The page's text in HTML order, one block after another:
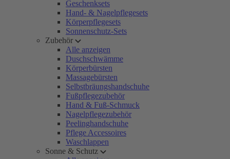
Geschenksets
Hand- & Nagelpflegesets
Körperpflegesets
Sonnenschutz-Sets
Zubehör
Alle anzeigen
Duschschwämme
Körperbürsten
Massagebürsten
Selbstbräungshandschuhe
Fußpflegezubehör
Hand & Fuß-Schmuck
Nagelpflegezubehör
Peelinghandschuhe
Pflege Accessoires
Waschlappen
Sonne & Schutz